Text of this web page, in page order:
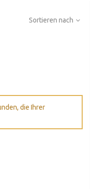
Sortieren nach
die Ihrer